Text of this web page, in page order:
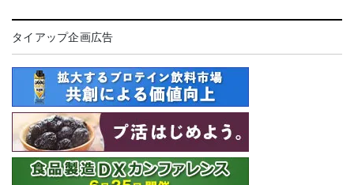
タイアップ企画広告